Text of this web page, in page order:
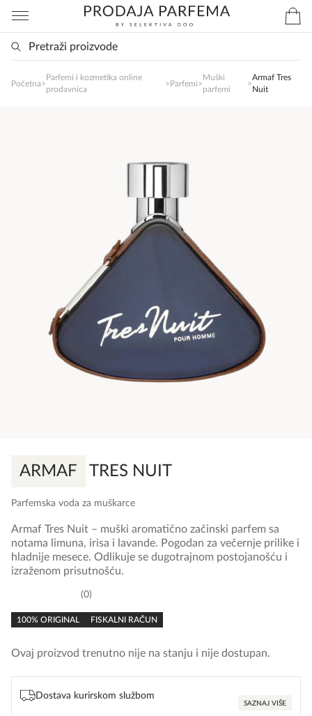
Početna>
Parfemi i kozmetika online
prodavnica
>Parfemi>
Muški
parfemi
>
Armaf Tres
Nuit
ARMAF TRES NUIT
Parfemska voda za muškarce
rating
0
100% ORIGINAL FISKALNI RAČUN
Armaf Tres Nuit – muški aromatično začinski parfem sa
notama limuna, irisa i lavande. Pogodan za večernje prilike i
hladnije mesece. Odlikuje se dugotrajnom postojanošću i
izraženom prisutnošću.
Ovaj proizvod trenutno nije na stanju i nije dostupan.
Dostava kurirskom službom
SAZNAJ VIŠE
SlađanAi Asistent